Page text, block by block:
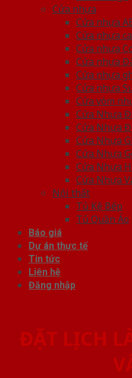
Cửa nhựa
Cửa nhựa
Cửa nhựa
Cửa nhựa
Cửa nhựa
Cửa nhựa
Cửa nhựa
Cửa vòm
Cửa Nhựa
Cửa Nhựa
Cửa Nhựa
Cửa Nhựa
Cửa Nhựa
Cửa Nhựa
Nội thất
Tủ Kệ Bếp
Tủ Quần Áo
Báo giá
Dự án thực tế
Tin tức
Liên hệ
Đăng nhập
ĐẶT LỊCH